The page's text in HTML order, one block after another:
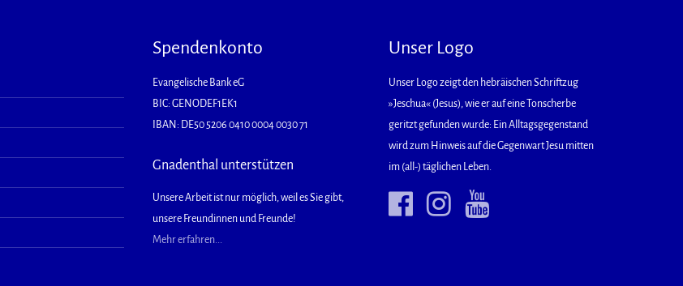
Spendenkonto
Evangelische Bank eG
BIC: GENODEF1EK1
IBAN: DE50 5206 0410 0004 0030 71
Gnadenthal unterstützen
Unsere Arbeit ist nur möglich, weil es Sie gibt,
unsere Freundinnen und Freunde!
Mehr erfahren...
Unser Logo
Unser Logo zeigt den hebräischen Schriftzug
»Jeschua« (Jesus), wie er auf eine Tonscherbe
geritzt gefunden wurde: Ein Alltagsgegenstand
wird zum Hinweis auf die Gegenwart Jesu mitten
im (all-) täglichen Leben.